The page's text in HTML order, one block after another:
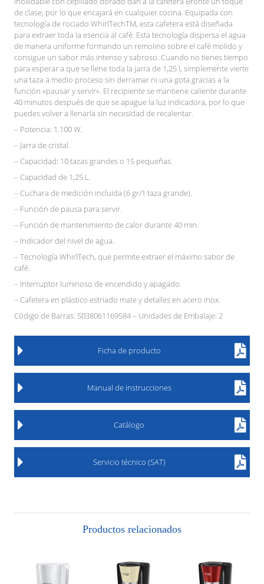
de clase, por lo que encajará en cualquier cocina. Equipada con
tecnología de rociado WhirlTechTM, esta cafetera está diseñada
para extraer toda la esencia al café. Esta tecnología dispersa el agua
de manera uniforme formando un remolino sobre el café molido y
consigue un sabor más intenso y sabroso. Cuando no tienes tiempo
para esperar a que se llene toda la jarra de 1,25 l, simplemente vierte
una taza a medio proceso sin derramar ni una gota gracias a la
función «pausar y servir». El recipiente se mantiene caliente durante
40 minutos después de que se apague la luz indicadora, por lo que
puedes volver a llenarla sin necesidad de recalentar.
– Potencia: 1.100 W.
– Jarra de cristal.
– Capacidad: 10 tazas grandes o 15 pequeñas.
– Capacidad de 1,25 L.
– Cuchara de medición incluida (6 gr/1 taza grande).
– Función de pausa para servir.
– Función de mantenimiento de calor durante 40 min.
– Indicador del nivel de agua.
– Tecnología WhirlTech, que permite extraer el máximo sabor de
café.
– Interruptor luminoso de encendido y apagado.
– Cafetera en plástico estriado mate y detalles en acero inox.
Código de Barras: 5038061169584 – Unidades de Embalaje: 2
Ficha de producto
Manual de instrucciones
Catálogo
Servicio técnico (SAT)
Productos relacionados